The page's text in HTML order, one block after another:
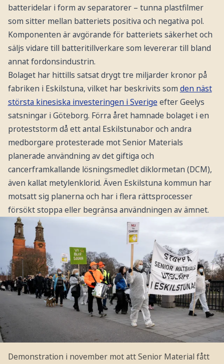
batteridelar i form av separatorer – tunna plastfilmer
som sitter mellan batteriets positiva och negativa pol.
Komponenten är avgörande för batteriets säkerhet och
säljs vidare till batteritillverkare som levererar till bland
annat fordonsindustrin.
Bolaget har hittills satsat drygt tre miljarder kronor på
fabriken i Eskilstuna, vilket har beskrivits som den näst
största kinesiska investeringen i Sverigeefter Geelys
satsningar i Göteborg. Förra året hamnade bolaget i en
proteststorm då ett antal Eskilstunabor och andra
medborgare protesterade mot Senior Materials
planerade användning av det giftiga och
cancerframkallande lösningsmedlet diklormetan (DCM),
även kallat metylenklorid. Även Eskilstuna kommun har
motsatt sig planerna och har i flera rättsprocesser
försökt stoppa eller begränsa användningen av ämnet.
Demonstration i november mot att Senior Material fått